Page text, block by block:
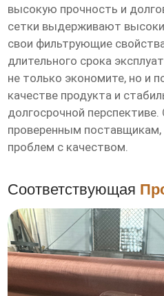
высокую прочность и
сетки выдерживают
свои фильтрующие
длительного срока
не только экономите, но и
качестве продукта и
долгосрочной
проверенным
проблем с качеством.
Соответствующая